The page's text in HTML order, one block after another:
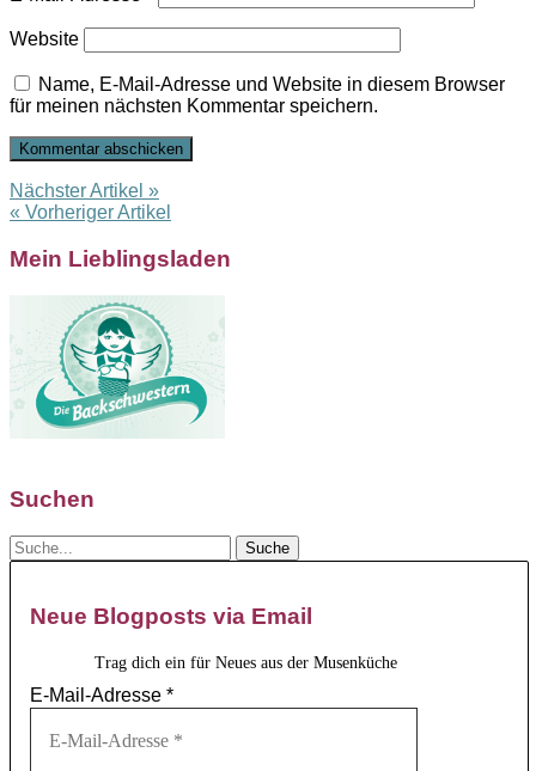
Website
Name, E-Mail-Adresse und Website in diesem Browser
für meinen nächsten Kommentar speichern.
Nächster Artikel »
« Vorheriger Artikel
Mein Lieblingsladen
Suchen
Neue Blogposts via Email
Trag dich ein für Neues aus der Musenküche
E-Mail-Adresse *